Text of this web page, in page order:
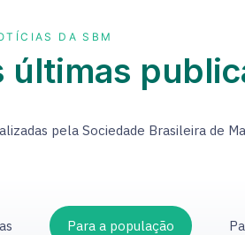
DA SBM
últimas
pela Sociedade Brasileira de
Para a população